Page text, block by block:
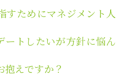
すためにマネジメント人
ートしたいが方針に悩ん
えですか？